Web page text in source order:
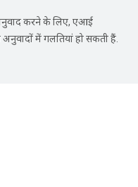
करने के लिए, एआई
में गलतियां हो सकती हैं.